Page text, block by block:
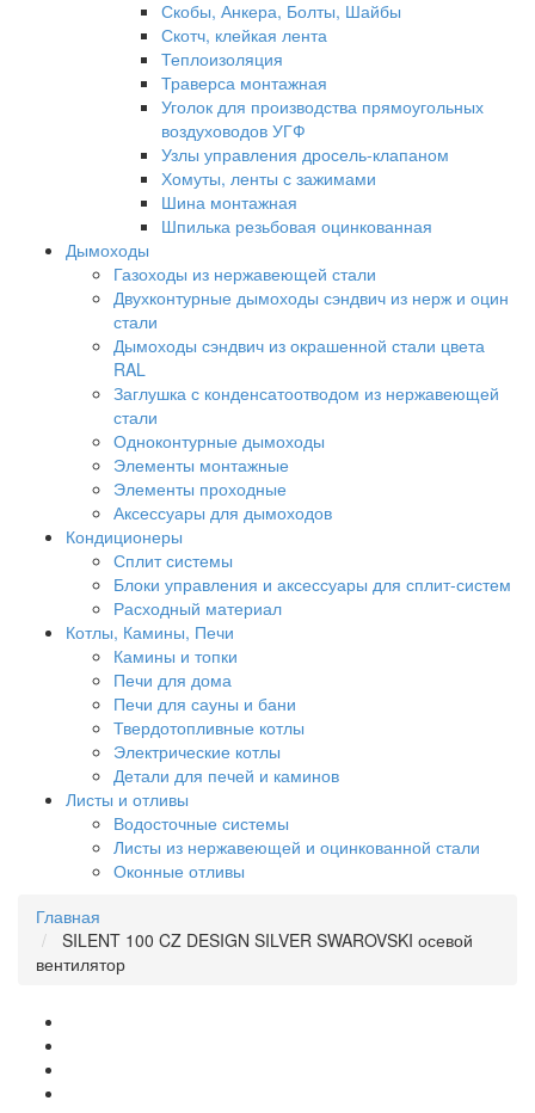
Скобы, Анкера, Болты, Шайбы
Скотч, клейкая лента
Теплоизоляция
Траверса монтажная
Уголок для производства прямоугольных
воздуховодов УГФ
Узлы управления дросель-клапаном
Хомуты, ленты с зажимами
Шина монтажная
Шпилька резьбовая оцинкованная
Дымоходы
Газоходы из нержавеющей стали
Двухконтурные дымоходы сэндвич из нерж и оцин
стали
Дымоходы сэндвич из окрашенной стали цвета
RAL
Заглушка с конденсатоотводом из нержавеющей
стали
Одноконтурные дымоходы
Элементы монтажные
Элементы проходные
Аксессуары для дымоходов
Кондиционеры
Сплит системы
Блоки управления и аксессуары для сплит-систем
Расходный материал
Котлы, Камины, Печи
Камины и топки
Печи для дома
Печи для сауны и бани
Твердотопливные котлы
Электрические котлы
Детали для печей и каминов
Листы и отливы
Водосточные системы
Листы из нержавеющей и оцинкованной стали
Оконные отливы
Главная
SILENT 100 CZ DESIGN SILVER SWAROVSKI осевой
вентилятор